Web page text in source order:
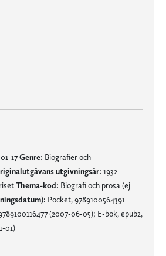
17Genre: Biografier och
utgivningsår: 1932
Thema-kod: Biografi och prosa (ej
Pocket, 9789100564391
(2007-06-05); E-bok, epub2,
01)